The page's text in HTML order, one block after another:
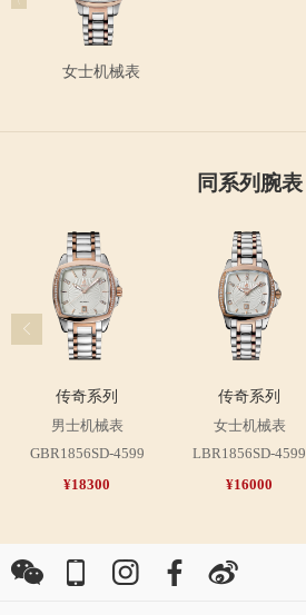
女士机械表
同系列腕表
传奇系列
男士机械表
GBR1856SD-4599
¥18300
传奇系列
女士机械表
LBR1856SD-4599
¥16000